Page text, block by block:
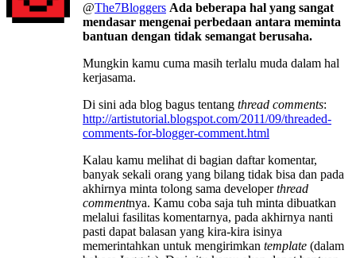
@The7Bloggers Ada beberapa hal yang sangat
mendasar mengenai perbedaan antara meminta
bantuan dengan tidak semangat berusaha.
Mungkin kamu cuma masih terlalu muda dalam hal
kerjasama.
Di sini ada blog bagus tentang thread comments:
http://artistutorial.blogspot.com/2011/09/threaded-
comments-for-blogger-comment.html
Kalau kamu melihat di bagian daftar komentar,
banyak sekali orang yang bilang tidak bisa dan pada
akhirnya minta tolong sama developerthread
commentnya. Kamu coba saja tuh minta dibuatkan
melalui fasilitas komentarnya, pada akhirnya nanti
pasti dapat balasan yang kira-kira isinya
memerintahkan untuk mengirimkan template (dalam